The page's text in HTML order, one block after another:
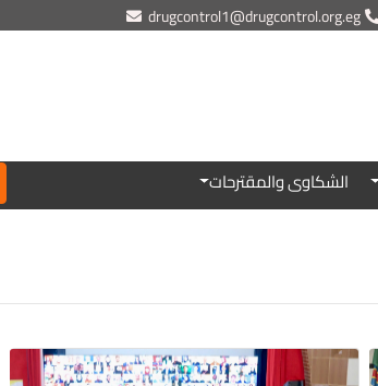
drugcontrol1@drugcontrol.org.eg
الشكاوى والمقترحات